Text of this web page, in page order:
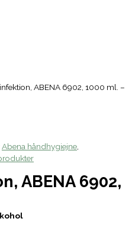
ABENA 6902, 1000 ml. –
Abena håndhygiejne,
ABENA 6902,